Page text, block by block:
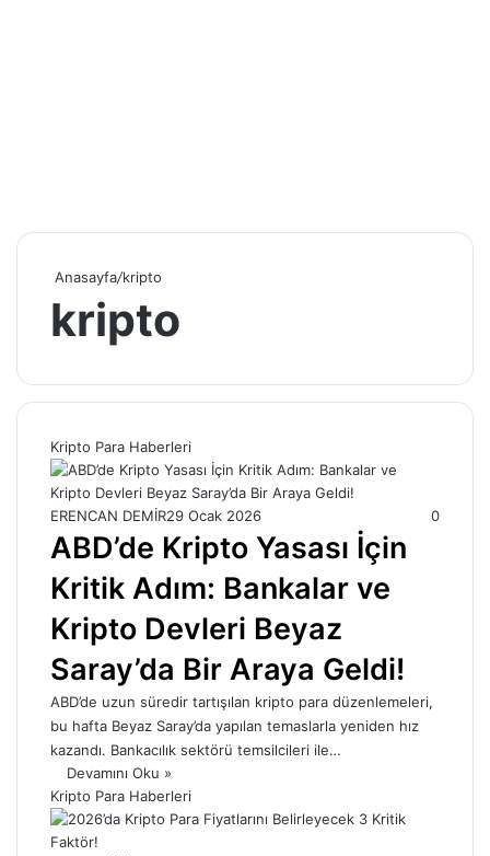
Anasayfa/kripto
kripto
Kripto Para Haberleri
ERENCAN DEMİR29 Ocak 2026 0
ABD’de Kripto Yasası İçin
Kritik Adım: Bankalar ve
Kripto Devleri Beyaz
Saray’da Bir Araya Geldi!
ABD’de uzun süredir tartışılan kripto para düzenlemeleri,
bu hafta Beyaz Saray’da yapılan temaslarla yeniden hız
kazandı. Bankacılık sektörü temsilcileri ile…
Devamını Oku »
Kripto Para Haberleri